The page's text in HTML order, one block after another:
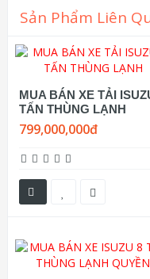
Sản Phẩm Liên
MUA BÁN XE TẢI
TẤN THÙNG LẠNH
799,000,000đ